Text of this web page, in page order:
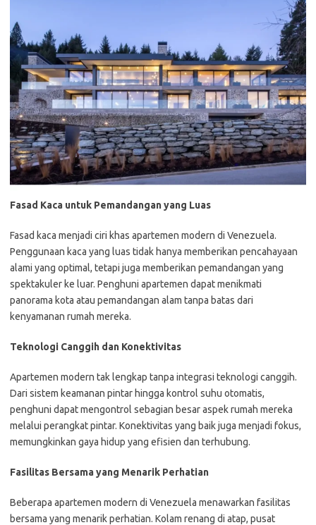
Fasad Kaca untuk Pemandangan yang Luas
Fasad kaca menjadi ciri khas apartemen modern di Venezuela.
Penggunaan kaca yang luas tidak hanya memberikan pencahayaan
alami yang optimal, tetapi juga memberikan pemandangan yang
spektakuler ke luar. Penghuni apartemen dapat menikmati
panorama kota atau pemandangan alam tanpa batas dari
kenyamanan rumah mereka.
Teknologi Canggih dan Konektivitas
Apartemen modern tak lengkap tanpa integrasi teknologi canggih.
Dari sistem keamanan pintar hingga kontrol suhu otomatis,
penghuni dapat mengontrol sebagian besar aspek rumah mereka
melalui perangkat pintar. Konektivitas yang baik juga menjadi fokus,
memungkinkan gaya hidup yang efisien dan terhubung.
Fasilitas Bersama yang Menarik Perhatian
Beberapa apartemen modern di Venezuela menawarkan fasilitas
bersama yang menarik perhatian. Kolam renang di atap, pusat